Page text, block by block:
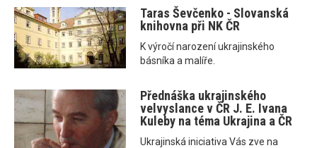
Taras Ševčenko - Slovanská
knihovna při NK ČR
K výročí narození ukrajinského
básníka a malíře.
Přednáška ukrajinského
velvyslance v ČR J. E. Ivana
Kuleby na téma Ukrajina a ČR
Ukrajinská iniciativa Vás zve na